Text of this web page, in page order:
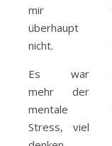
mir
überhaupt
nicht.
Es war
mehr der
mentale
Stress, viel